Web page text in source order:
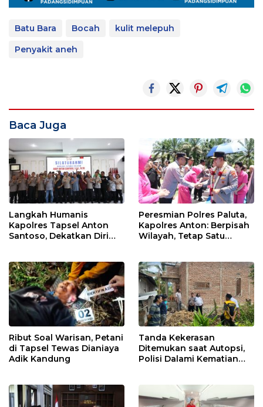
Batu Bara Bocah
kulit melepuh
Penyakit aneh
Baca Juga
Langkah Humanis
Kapolres Tapsel Anton
Santoso, Dekatkan Diri
Peresmian Polres Paluta,
Kapolres Anton: Berpisah
Wilayah, Tetap Satu
Ribut Soal Warisan, Petani
di Tapsel Tewas Dianiaya
Adik Kandung
Tanda Kekerasan
Ditemukan saat Autopsi,
Polisi Dalami Kematian